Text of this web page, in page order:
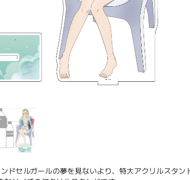
ドセルガールの夢を見ないより、特大アクリルスタン